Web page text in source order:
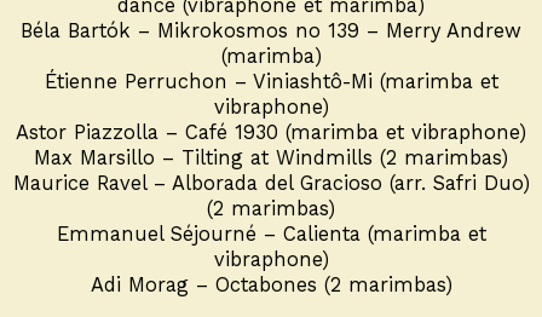
dance (vibraphone et marimba)
Béla Bartók – Mikrokosmos no 139 – Merry Andrew
(marimba)
Étienne Perruchon – Viniashtô-Mi (marimba et
vibraphone)
Astor Piazzolla – Café 1930 (marimba et vibraphone)
Max Marsillo – Tilting at Windmills (2 marimbas)
Maurice Ravel – Alborada del Gracioso (arr. Safri Duo)
(2 marimbas)
Emmanuel Séjourné – Calienta (marimba et
vibraphone)
Adi Morag – Octabones (2 marimbas)